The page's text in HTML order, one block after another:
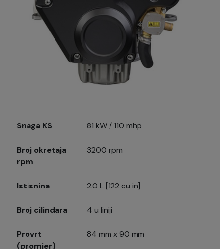
Snaga KS 81 kW / 110 mhp
Broj okretaja
rpm
3200 rpm
Istisnina 2.0 L [122 cu in]
Broj cilindara 4 u liniji
Provrt
(promjer)
84 mm x 90 mm